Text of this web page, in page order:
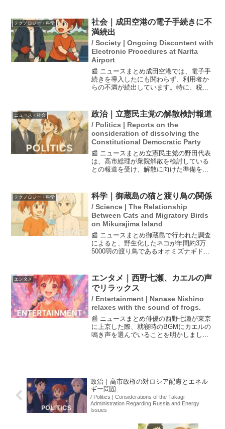
での暗殺は言論の自由が脅かされる現状
を浮き彫りにしている。...
テクノロジー・科学
社会｜成田空港の電子手続きに不
満続出
/ Society | Ongoing Discontent with
Electronic Procedures at Narita
Airport
📰 ニュースまとめ成田空港では、電子手
続きを導入したにも関わらず、利用者か
らの不満が続出しています。特に、税関
るとの声が多く寄せられています。この
現象は、システムの設計...
ニュース・社会 政治｜立憲民主党の解散検討報道
/ Politics | Reports on the
consideration of dissolving the
Constitutional Democratic Party
📰 ニュースまとめ立憲民主党の野田代表
は、高市総理が衆院解散を検討している
との報道を受け、解散に向けた準備を加
めると述べています。また、国民民主党
の玉木代表も、衆院解散...
テクノロジー・科学 科学｜御蔵島の猫と渡り鳥の関係
/ Science | The Relationship
Between Cats and Migratory Birds
on Mikurajima Island
📰 ニュースまとめ御蔵島で行われた調査
によると、野生化したネコが年間約3万
5000羽の渡り鳥であるオオミズナギドリ
期よりも早く島に戻っており、研究者た
ちはこの現象が生態...
エンタメ
エンタメ｜西野七瀬、カエルの声
でリラックス
/ Entertainment | Nanase Nishino
relaxes with the sound of frogs.
📰 ニュースまとめ俳優の西野七瀬が東京
に上京した際、就寝時のBGMにカエルの
鳴き声を選んでいることを明かしまし
政治｜高市政権の対ロシア配慮とエネル
ギー問題
/ Politics | Considerations of the Takagi
Administration Regarding Russia and Energy
Issues